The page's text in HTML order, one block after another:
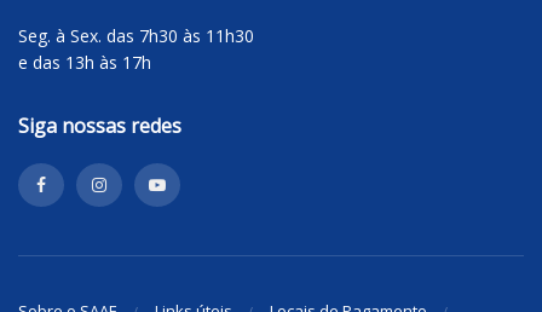
Seg. à Sex. das 7h30 às 11h30
e das 13h às 17h
Siga nossas redes